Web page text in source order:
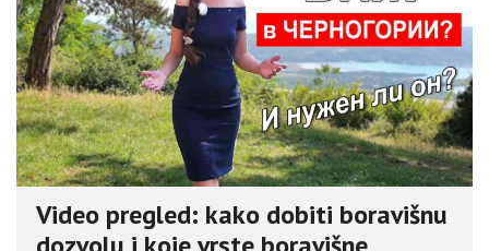
Video pregled: kako dobiti boravišnu